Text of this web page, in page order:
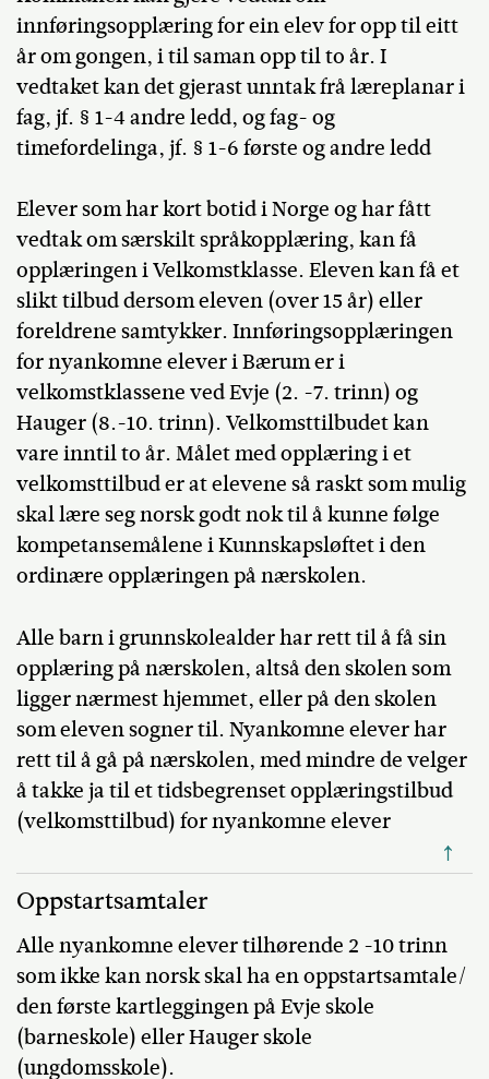
innføringsopplæring for ein elev for opp til eitt
år om gongen, i til saman opp til to år. I
vedtaket kan det gjerast unntak frå læreplanar i
fag, jf. § 1-4 andre ledd, og fag- og
timefordelinga, jf. § 1-6 første og andre ledd
Elever som har kort botid i Norge og har fått
vedtak om særskilt språkopplæring, kan få
opplæringen i Velkomstklasse. Eleven kan få et
slikt tilbud dersom eleven (over 15 år) eller
foreldrene samtykker. Innføringsopplæringen
for nyankomne elever i Bærum er i
velkomstklassene ved Evje (2. -7. trinn) og
Hauger (8.-10. trinn). Velkomsttilbudet kan
vare inntil to år. Målet med opplæring i et
velkomsttilbud er at elevene så raskt som mulig
skal lære seg norsk godt nok til å kunne følge
kompetansemålene i Kunnskapsløftet i den
ordinære opplæringen på nærskolen.
Alle barn i grunnskolealder har rett til å få sin
opplæring på nærskolen, altså den skolen som
ligger nærmest hjemmet, eller på den skolen
som eleven sogner til. Nyankomne elever har
rett til å gå på nærskolen, med mindre de velger
å takke ja til et tidsbegrenset opplæringstilbud
(velkomsttilbud) for nyankomne elever
↑
Oppstartsamtaler
Alle nyankomne elever tilhørende 2 -10 trinn
som ikke kan norsk skal ha en oppstartsamtale/
den første kartleggingen på Evje skole
(barneskole) eller Hauger skole
(ungdomsskole).